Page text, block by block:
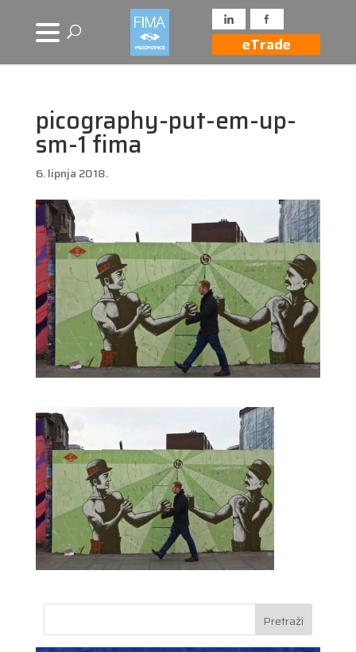
eTrade
picography-put-em-up-
sm-1 fima
6. lipnja 2018.